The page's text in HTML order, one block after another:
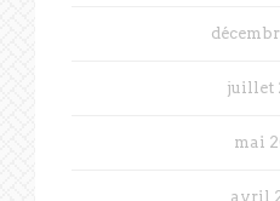
juillet
mai
avril